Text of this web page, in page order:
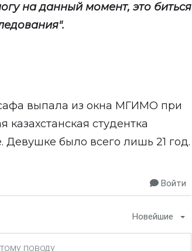
на данный момент, это биться
выпала из окна МГИМО при
казахстанская студентка
Девушке было всего лишь 21 год.
Войти
Новейшие